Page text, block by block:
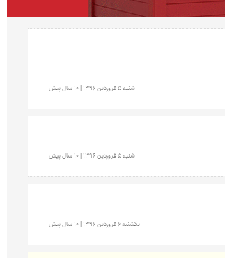
شنبه 5 فروردين 1396 | 10 سال پیش
شنبه 5 فروردين 1396 | 10 سال پیش
يكشنبه 6 فروردين 1396 | 10 سال پیش